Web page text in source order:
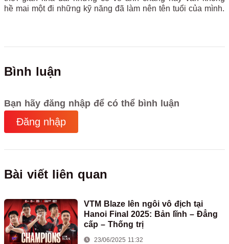
hề mai một đi những kỹ năng đã làm nên tên tuổi của mình.
Bình luận
Bạn hãy đăng nhập để có thể bình luận
Đăng nhập
Bài viết liên quan
VTM Blaze lên ngôi vô địch tại
Hanoi Final 2025: Bản lĩnh – Đẳng
cấp – Thống trị
23/06/2025 11:32